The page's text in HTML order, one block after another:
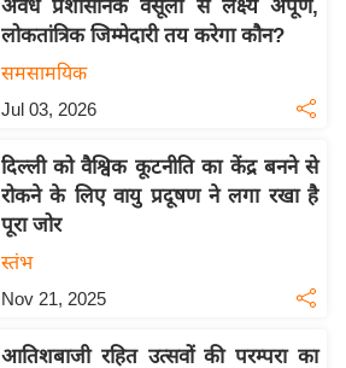
अवैध प्रशासनिक वसूली से लक्ष्य अपूर्ण,
लोकतांत्रिक जिम्मेदारी तय करेगा कौन?
समसामयिक
Jul 03, 2026
दिल्ली को वैश्विक कूटनीति का केंद्र बनने से
रोकने के लिए वायु प्रदूषण ने लगा रखा है
पूरा जोर
स्तंभ
Nov 21, 2025
आतिशबाजी रहित उत्सवों की परम्परा का